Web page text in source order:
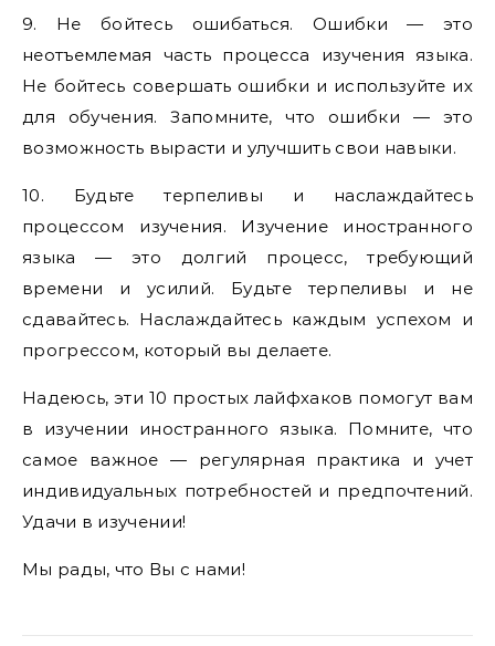
9. Не бойтесь ошибаться. Ошибки — это
неотъемлемая часть процесса изучения языка.
Не бойтесь совершать ошибки и используйте их
для обучения. Запомните, что ошибки — это
возможность вырасти и улучшить свои навыки.
10. Будьте терпеливы и наслаждайтесь
процессом изучения. Изучение иностранного
языка — это долгий процесс, требующий
времени и усилий. Будьте терпеливы и не
сдавайтесь. Наслаждайтесь каждым успехом и
прогрессом, который вы делаете.
Надеюсь, эти 10 простых лайфхаков помогут вам
в изучении иностранного языка. Помните, что
самое важное — регулярная практика и учет
индивидуальных потребностей и предпочтений.
Удачи в изучении!
Мы рады, что Вы с нами!